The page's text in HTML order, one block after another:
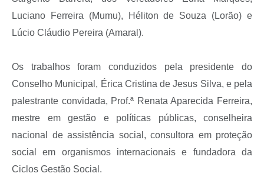
Luciano Ferreira (Mumu), Héliton de Souza (Lorão) e
Lúcio Cláudio Pereira (Amaral).
Os trabalhos foram conduzidos pela presidente do
Conselho Municipal, Érica Cristina de Jesus Silva, e pela
palestrante convidada, Prof.ª Renata Aparecida Ferreira,
mestre em gestão e políticas públicas, conselheira
nacional de assistência social, consultora em proteção
social em organismos internacionais e fundadora da
Ciclos Gestão Social.